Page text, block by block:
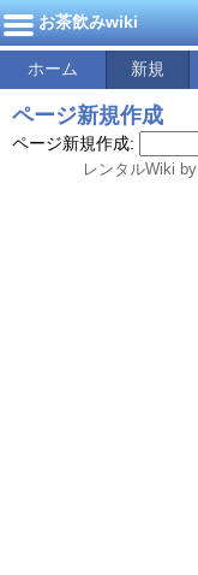
お茶飲みwiki
ホーム 新規
ページ新規作成
ページ新規作成:
レンタルWiki by